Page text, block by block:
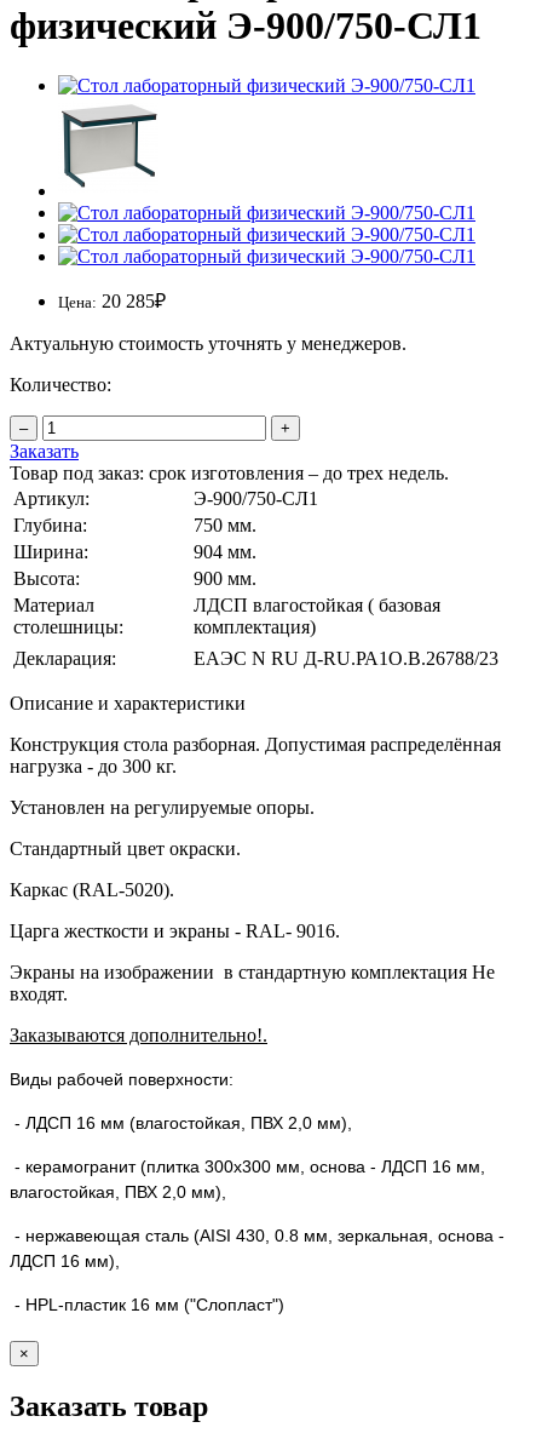
физический Э-900/750-СЛ1
Цена: 20 285₽
Актуальную стоимость уточнять у менеджеров.
Количество:
– +
Заказать
Товар под заказ: срок изготовления – до трех недель.
Артикул:
Э-900/750-СЛ1
Глубина:
750 мм.
Ширина:
904 мм.
Высота:
900 мм.
Материал
столешницы:
ЛДСП влагостойкая ( базовая
комплектация)
Декларация:
ЕАЭС N RU Д-RU.РА1O.В.26788/23
Описание и характеристики
Конструкция стола разборная. Допустимая распределённая
нагрузка - до 300 кг.
Установлен на регулируемые опоры.
Стандартный цвет окраски.
Каркас (RAL-5020).
Царга жесткости и экраны - RAL- 9016.
Экраны на изображении в стандартную комплектация Не
входят.
Заказываются дополнительно!.
Виды рабочей поверхности:
- ЛДСП 16 мм (влагостойкая, ПВХ 2,0 мм),
- керамогранит (плитка 300х300 мм, основа - ЛДСП 16 мм,
влагостойкая, ПВХ 2,0 мм),
- нержавеющая сталь (AISI 430, 0.8 мм, зеркальная, основа -
ЛДСП 16 мм),
- HPL-пластик 16 мм ("Слопласт")
×
Заказать товар